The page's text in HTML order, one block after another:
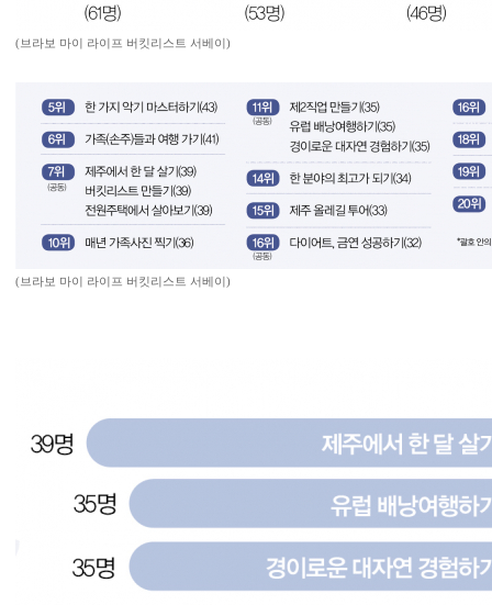
(브라보 마이 라이프 버킷리스트 서베이)
(브라보 마이 라이프 버킷리스트 서베이)